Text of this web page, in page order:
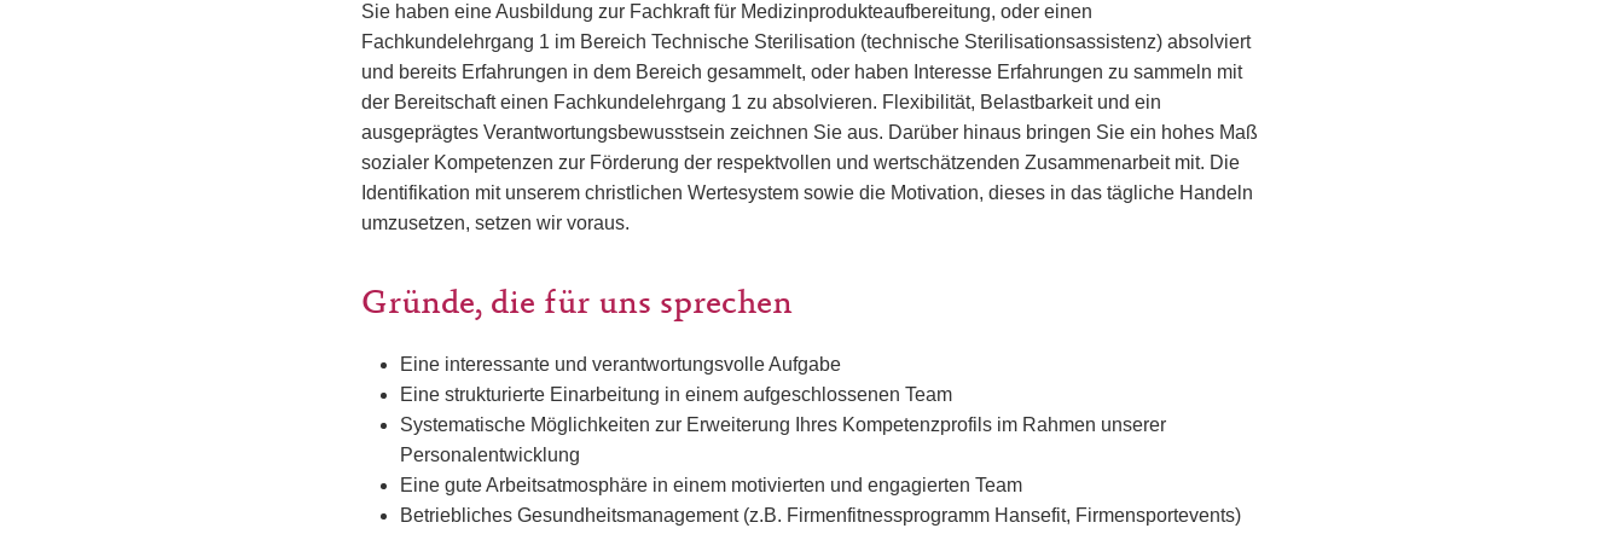
Sie haben eine Ausbildung zur Fachkraft für Medizinprodukteaufbereitung, oder einen
Fachkundelehrgang 1 im Bereich Technische Sterilisation (technische Sterilisationsassistenz) absolviert
und bereits Erfahrungen in dem Bereich gesammelt, oder haben Interesse Erfahrungen zu sammeln mit
der Bereitschaft einen Fachkundelehrgang 1 zu absolvieren. Flexibilität, Belastbarkeit und ein
ausgeprägtes Verantwortungsbewusstsein zeichnen Sie aus. Darüber hinaus bringen Sie ein hohes Maß
sozialer Kompetenzen zur Förderung der respektvollen und wertschätzenden Zusammenarbeit mit. Die
Identifikation mit unserem christlichen Wertesystem sowie die Motivation, dieses in das tägliche Handeln
umzusetzen, setzen wir voraus.
Gründe, die für uns sprechen
Eine interessante und verantwortungsvolle Aufgabe
Eine strukturierte Einarbeitung in einem aufgeschlossenen Team
Systematische Möglichkeiten zur Erweiterung Ihres Kompetenzprofils im Rahmen unserer
Personalentwicklung
Eine gute Arbeitsatmosphäre in einem motivierten und engagierten Team
Betriebliches Gesundheitsmanagement (z.B. Firmenfitnessprogramm Hansefit, Firmensportevents)